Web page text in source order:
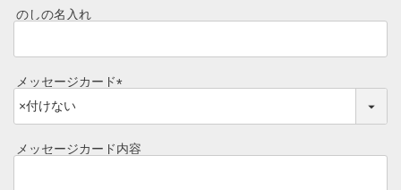
須
のしの名入れ
メッセージカード
必
須
メッセージカード内容